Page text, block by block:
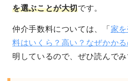
を選ぶことが大切です。
仲介手数料については、「 家
料はいくら？高い？なぜかかる
明しているので、ぜひ読んでみ